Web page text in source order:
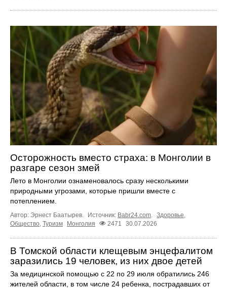
Осторожность вместо страха: в Монголии в
разгаре сезон змей
Лето в Монголии ознаменовалось сразу несколькими
природными угрозами, которые пришли вместе с
потеплением.
Автор: Эрнест Баатырев. Источник: Babr24.com. Здоровье,
Общество, Туризм Монголия 2471 30.07.2026
В Томской области клещевым энцефалитом
заразились 19 человек, из них двое детей
За медицинской помощью с 22 по 29 июля обратились 246
жителей области, в том числе 24 ребенка, пострадавших от